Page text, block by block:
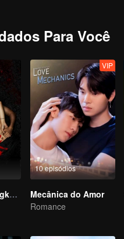
Para Você
O Rapaz de Bangkok (versão para TV)
10 episódios
VIP
Mecânica do Amor
Romance